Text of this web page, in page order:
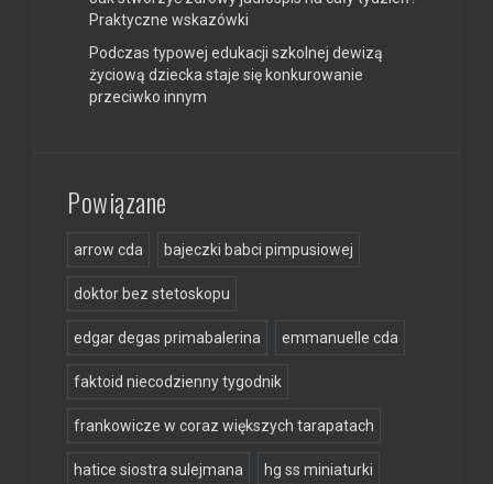
Praktyczne wskazówki
Podczas typowej edukacji szkolnej dewizą
życiową dziecka staje się konkurowanie
przeciwko innym
Powiązane
arrow cda bajeczki babci pimpusiowej
doktor bez stetoskopu
edgar degas primabalerina emmanuelle cda
faktoid niecodzienny tygodnik
frankowicze w coraz większych tarapatach
hatice siostra sulejmana hg ss miniaturki